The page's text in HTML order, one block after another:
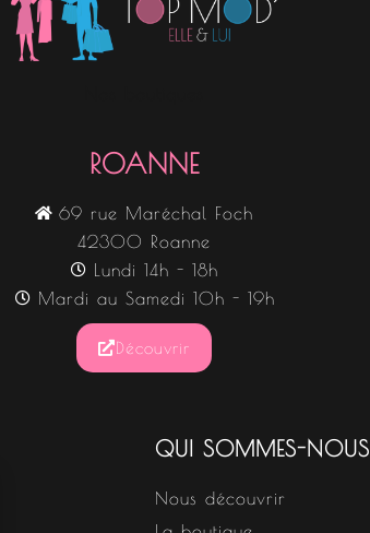
ROANNE
69 rue Maréchal Foch
42300 Roanne
Lundi 14h - 18h
Mardi au Samedi 10h - 19h
Découvrir
QUI SOMMES-NOUS
Nous découvrir